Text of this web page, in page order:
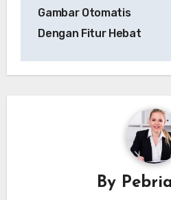
Gambar Otomatis
Dengan Fitur Hebat
By